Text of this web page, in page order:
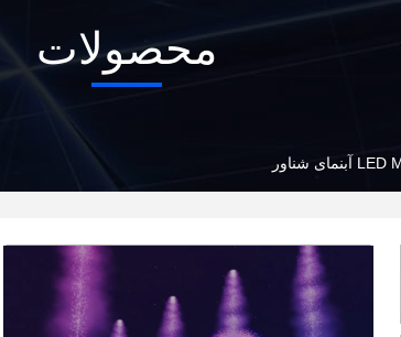
محصولات